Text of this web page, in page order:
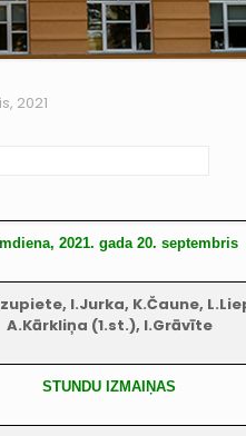
2021
2021. gada 20. septembris
I.Jurka, K.Čaune,
A.Kārkliņa (1.st.), I.Grāvīte
STUNDU IZMAIŅAS